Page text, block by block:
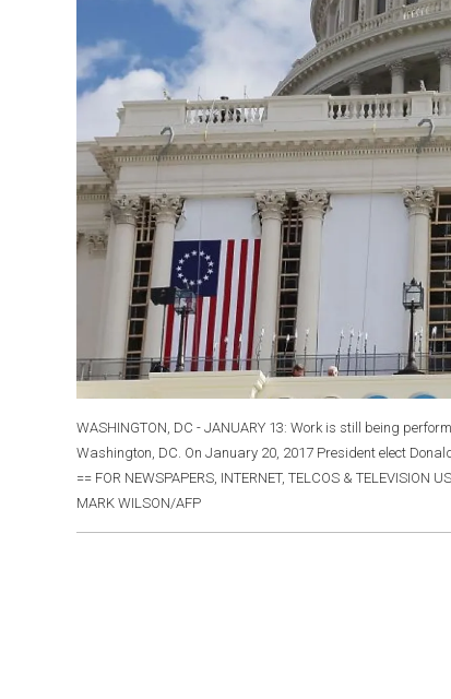
WASHINGTON, DC - JANUARY 13: Work is still being
Washington, DC. On January 20, 2017 President elect
== FOR NEWSPAPERS, INTERNET, TELCOS & TELEVISION
MARK WILSON/AFP